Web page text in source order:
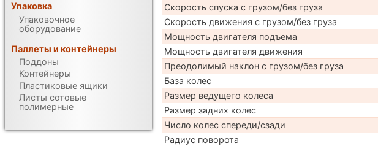
Скорость спуска с грузом/без груза
Скорость движения с грузом/без груза
Мощность двигателя подъема
Мощность двигателя движения
Преодолимый наклон с грузом/без груза
База колес
Размер ведущего колеса
Размер задних колес
Число колес спереди/сзади
Радиус поворота
Упаковка
Упаковочное
оборудование
Паллеты и контейнеры
Поддоны
Контейнеры
Пластиковые ящики
Листы сотовые
полимерные